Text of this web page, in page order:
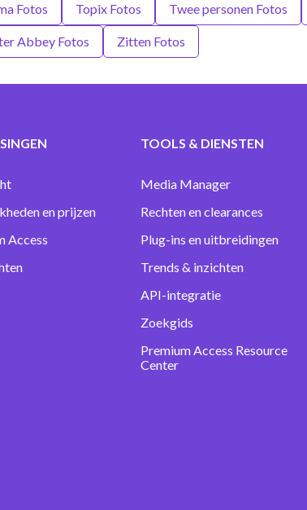
Fotos Topix Fotos Twee personen Fotos
Abbey Fotos Zitten Fotos
en prijzen
Access
TOOLS & DIENSTEN
Media Manager
Rechten en clearances
Plug-ins en uitbreidingen
Trends & inzichten
API-integratie
Zoekgids
Premium Access Resource
Center